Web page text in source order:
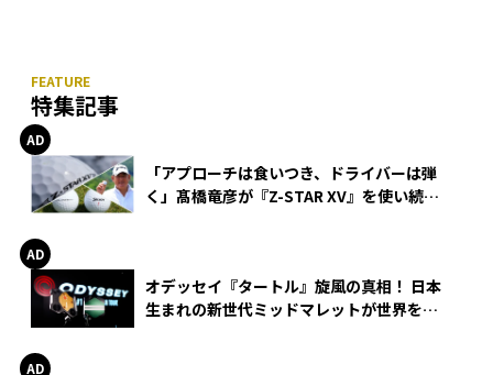
特集記事
「アプローチは食いつき、ドライバーは弾
く」髙橋竜彦が『Z-STAR XV』を使い続け
オデッセイ『タートル』旋風の真相！ 日本
生まれの新世代ミッドマレットが世界を席